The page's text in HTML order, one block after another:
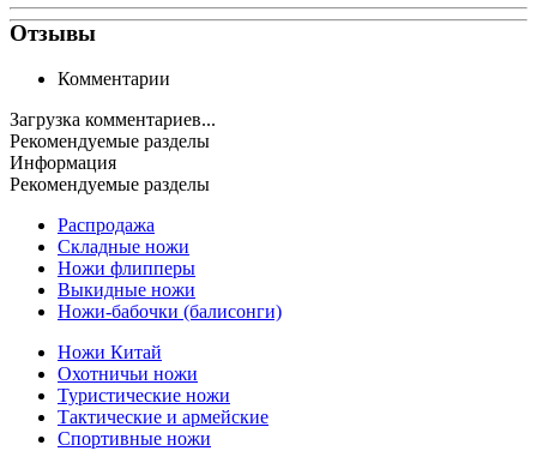
Отзывы
Комментарии
Загрузка комментариев...
Рекомендуемые разделы
Информация
Рекомендуемые разделы
Распродажа
Складные ножи
Ножи флипперы
Выкидные ножи
Ножи-бабочки (балисонги)
Ножи Китай
Охотничьи ножи
Туристические ножи
Тактические и армейские
Спортивные ножи